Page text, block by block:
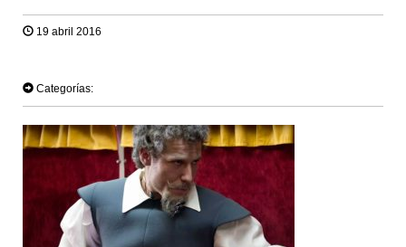
19 abril 2016
Categorías: